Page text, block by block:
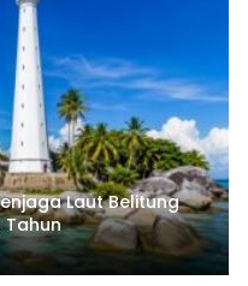
Laut Belitung
Tahun